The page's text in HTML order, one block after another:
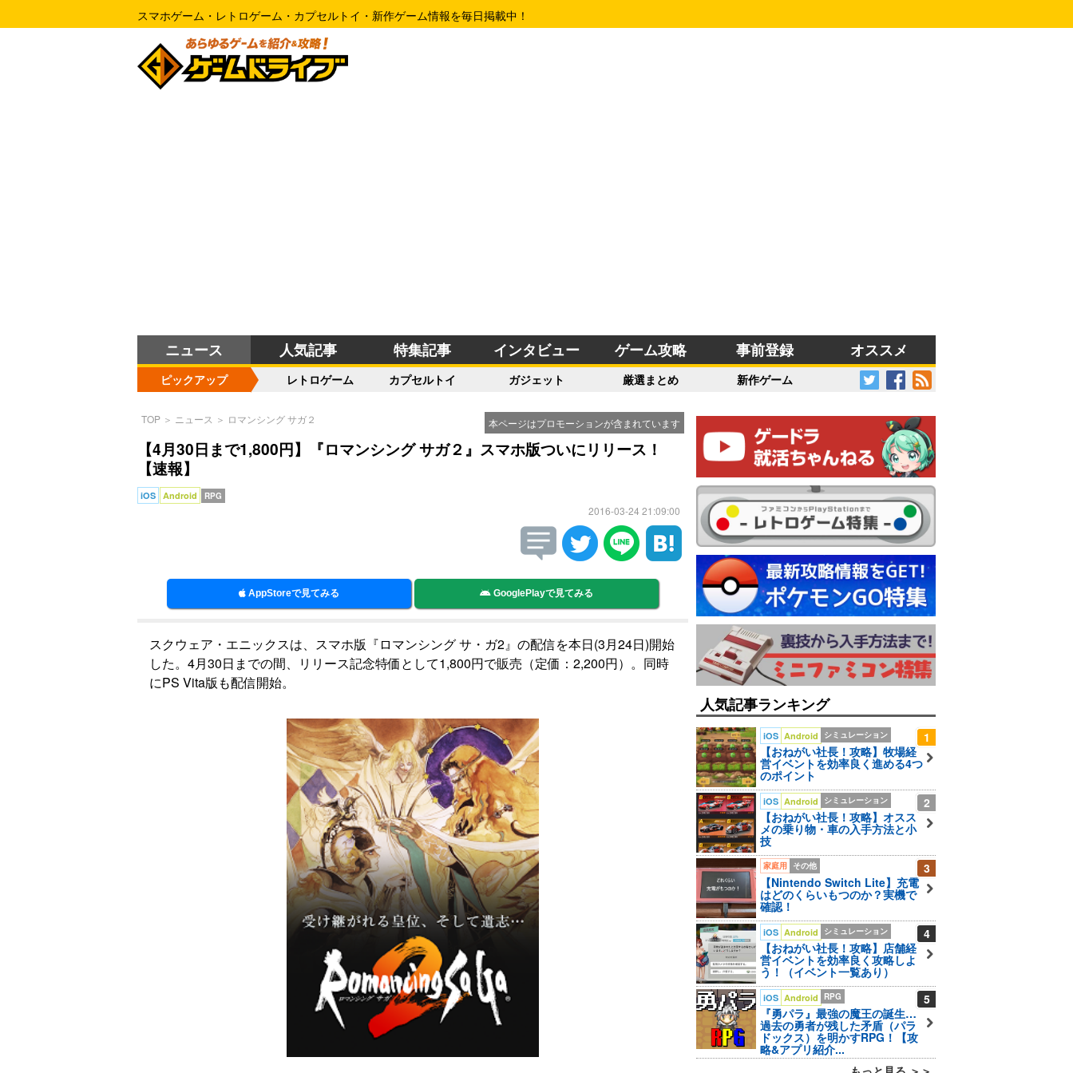
スマホゲーム・レトロゲーム・カプセルトイ・新作ゲーム情報を毎日掲載中！
ニュース 人気記事 特集記事 インタビュー ゲーム攻略 事前登録 オススメ
ピックアップ レトロゲーム カプセルトイ ガジェット 厳選まとめ 新作ゲーム
本ページはプロモーションが含まれています
TOP ＞ ニュース ＞ ロマンシング サガ２
【4月30日まで1,800円】『ロマンシング サガ２』スマホ版ついにリリース！
【速報】
iOS Android RPG
2016-03-24 21:09:00
AppStoreで見てみる GooglePlayで見てみる
スクウェア・エニックスは、スマホ版『ロマンシング サ・ガ2』の配信を本日(3月24日)開始
した。4月30日までの間、リリース記念特価として1,800円で販売（定価：2,200円）。同時
にPS Vita版も配信開始。
人気記事ランキング
1
iOS Android シミュレーション
【おねがい社長！攻略】牧場経
営イベントを効率良く進める4つ
のポイント
2
iOS Android シミュレーション
【おねがい社長！攻略】オスス
メの乗り物・車の入手方法と小
技
3
家庭用 その他
【Nintendo Switch Lite】充電
はどのくらいもつのか？実機で
確認！
4
iOS Android シミュレーション
【おねがい社長！攻略】店舗経
営イベントを効率良く攻略しよ
う！（イベント一覧あり）
5
iOS Android RPG
『勇パラ』最強の魔王の誕生…
過去の勇者が残した矛盾（パラ
ドックス）を明かすRPG！【攻
略&アプリ紹介...